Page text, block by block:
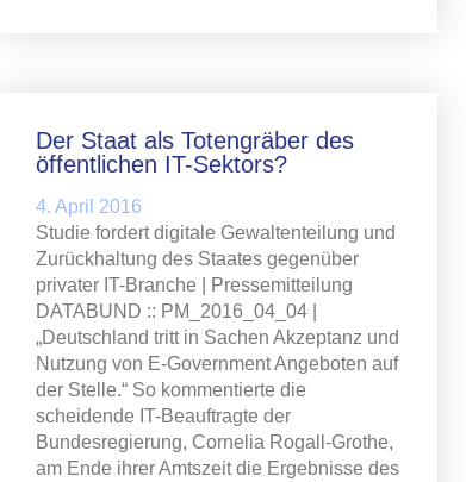
Der Staat als Totengräber des
öffentlichen IT-Sektors?
4. April 2016
Studie fordert digitale Gewaltenteilung und
Zurückhaltung des Staates gegenüber
privater IT-Branche | Pressemitteilung
DATABUND :: PM_2016_04_04 |
„Deutschland tritt in Sachen Akzeptanz und
Nutzung von E-Government Angeboten auf
der Stelle.“ So kommentierte die
scheidende IT-Beauftragte der
Bundesregierung, Cornelia Rogall-Grothe,
am Ende ihrer Amtszeit die Ergebnisse des